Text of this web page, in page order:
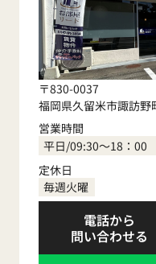
〒830-0037
福岡県久留米市諏訪野
営業時間
平日/09:30～18：00
定休日
毎週火曜
電話から
問い合わせる